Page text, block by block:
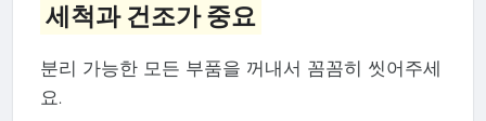
세척과 건조가 중요
분리 가능한 모든 부품을 꺼내서 꼼꼼히 씻어주세
요.